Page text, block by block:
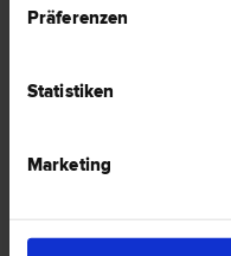
Präferenzen
Statistiken
Marketing
8230 Hartberg